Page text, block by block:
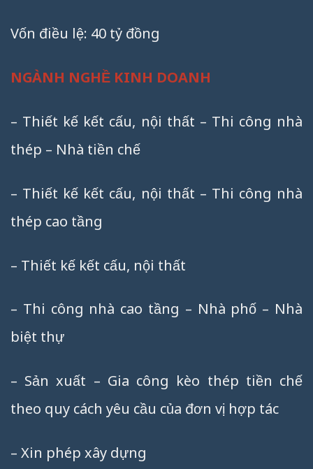
Vốn điều lệ: 40 tỷ đồng
NGÀNH NGHỀ KINH DOANH
– Thiết kế kết cấu, nội thất – Thi công nhà
thép – Nhà tiền chế
– Thiết kế kết cấu, nội thất – Thi công nhà
thép cao tầng
– Thiết kế kết cấu, nội thất
– Thi công nhà cao tầng – Nhà phố – Nhà
biệt thự
– Sản xuất – Gia công kèo thép tiền chế
theo quy cách yêu cầu của đơn vị hợp tác
– Xin phép xây dựng